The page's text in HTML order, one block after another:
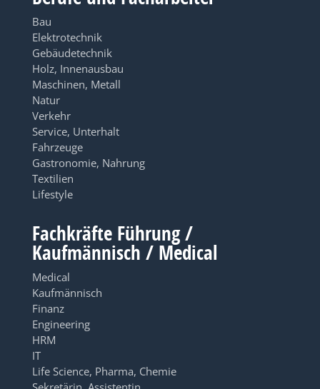
Bau
Elektrotechnik
Gebäudetechnik
Holz, Innenausbau
Maschinen, Metall
Natur
Verkehr
Service, Unterhalt
Fahrzeuge
Gastronomie, Nahrung
Textilien
Lifestyle
Fachkräfte Führung /
Kaufmännisch / Medical
Medical
Kaufmännisch
Finanz
Engineering
HRM
IT
Life Science, Pharma, Chemie